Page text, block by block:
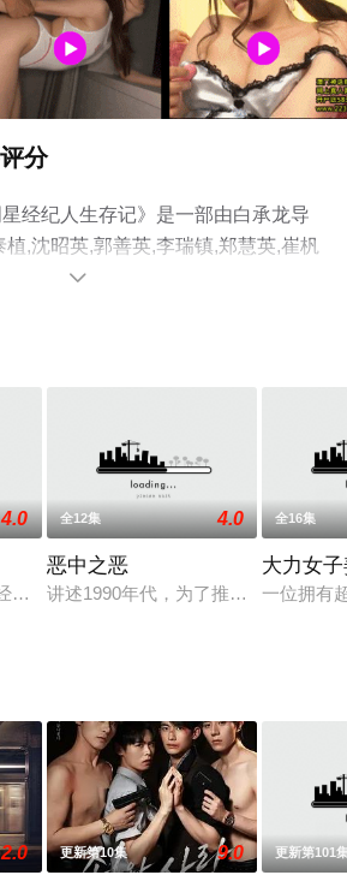
分
经纪人生存记》是一部由白承龙导
,沈昭英,郭善英,李瑞镇,郑慧英,崔杋
员精彩演绎的韩国电视剧，大结局剧
影网，更多相关信息可移步至豆瓣

4.0
常请吃饭的理事大人》和《农情
全12集 4.0
恶中之恶
讲述1990年代，为了推翻跨国毒品
全16集
大力女
一位拥有
2.0 更新第10集 9.0 更新第101